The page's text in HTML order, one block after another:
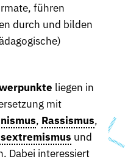
führen
durch und bilden
liegen in
mit
, Rassismus,
und
Dabei interessiert